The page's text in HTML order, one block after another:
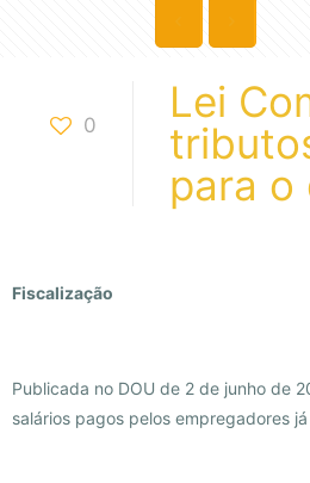
0
Lei
para o
Fiscalização
Publicada no DOU de 2 de junho de
salários pagos pelos empregadores